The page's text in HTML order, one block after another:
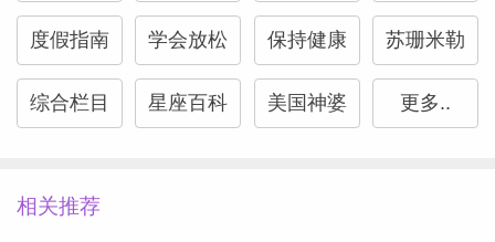
6月30日到来，一定要认真读完你的运势预
测。
进入六月，你刚刚经历了5月31日位于射手
对你而言，当前发生的一切都极为重要，某
度假指南 学会放松 保持健康 苏珊米勒
综合栏目 星座百科 美国神婆 更多..
相关推荐